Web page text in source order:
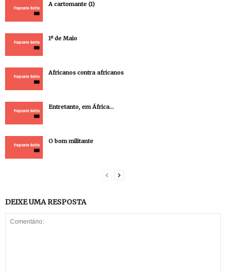
A cartomante (1)
1º de Maio
Africanos contra africanos
Entretanto, em África…
O bom militante
DEIXE UMA RESPOSTA